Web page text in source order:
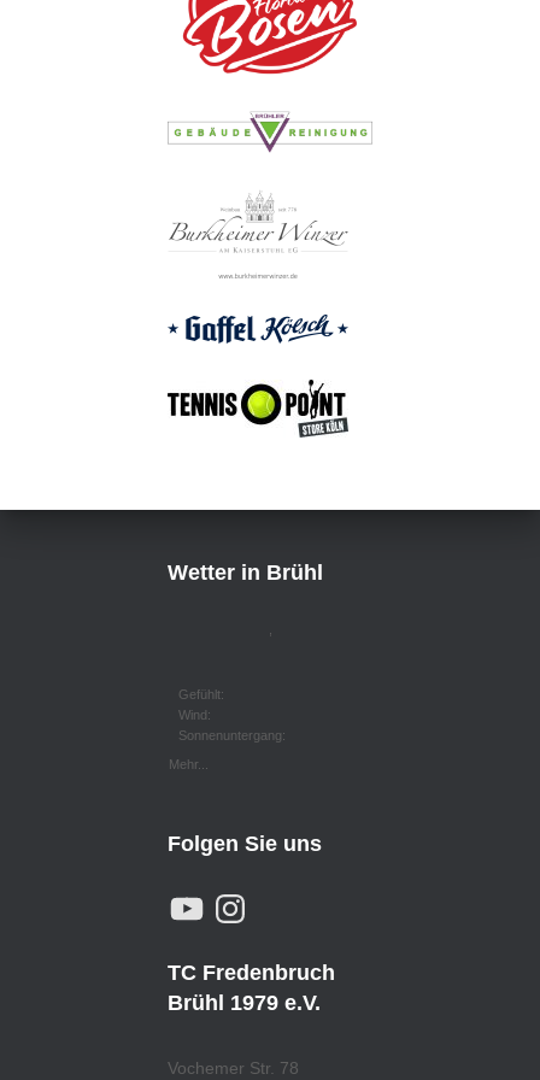
Wetter in Brühl
,
Gefühlt:
Wind:
Sonnenuntergang:
Mehr...
Folgen Sie uns
Y
O
U
B
E
N
A
G
R
A
TC Fredenbruch
Brühl 1979 e.V.
Vochemer Str. 78